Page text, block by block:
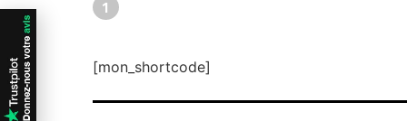
1
[mon_shortcode]